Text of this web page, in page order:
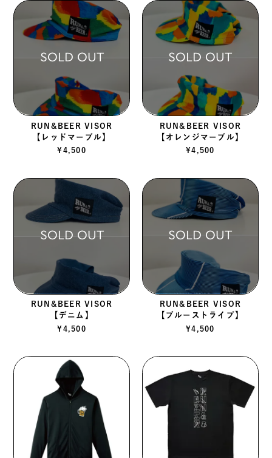
RUN&BEER VISOR
【レッドマーブル】
¥ 4,500
SOLD OUT
RUN&BEER VISOR
【オレンジマーブル】
¥4,500
SOLD OUT
RUN&BEER VISOR
【デニム】
¥4,500
SOLD OUT
RUN&BEER VISOR
【ブルーストライプ】
¥4,500
SOLD OUT